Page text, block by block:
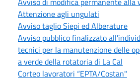
Attenzione agli ungulati
Avviso taglio Siepi ed Alberature
Avviso pubblico finalizzato
tecnici per la manutenzione delle
a verde della rotatoria di La Cal
Corteo lavoratori “EPTA/Costan"